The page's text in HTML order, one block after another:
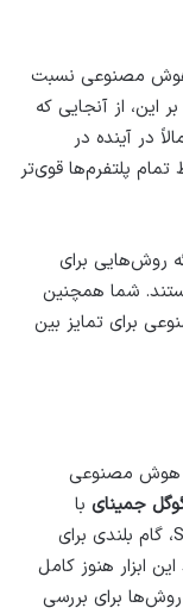
هوش مصنوعی نسبت
این، از آنجایی که
در آینده در
پلتفرم‌ها قوی‌تر
روش‌هایی برای
شما همچنین
برای تمایز بین
هوش مصنوعی
جمینای با
بهره‌گیری از فناوری‌هایی مثل واترمارک SynthID، گام بلندی برای
ابزار هنوز کامل
برای بررسی